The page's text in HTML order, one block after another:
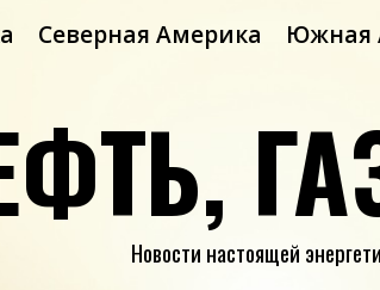
Северная Америка Южная
Новости настоящей